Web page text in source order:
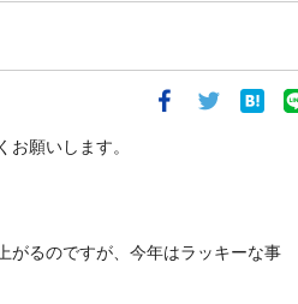
願いします。
がるのですが、今年はラッキーな事